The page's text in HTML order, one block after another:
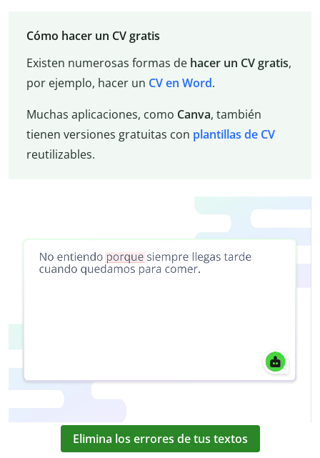
Cómo hacer un CV gratis
Existen numerosas formas de hacer un CV gratis,
por ejemplo, hacer un CV en Word.
Muchas aplicaciones, como Canva, también
tienen versiones gratuitas con plantillas de CV
reutilizables.
Elimina los errores de tus textos